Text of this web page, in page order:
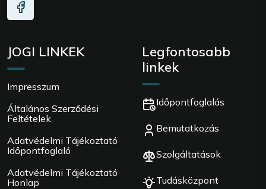
JOGI LINKEK
Impresszum
Általános Szerződési
Feltételek
Adatvédelmi Tájékoztató
Időpontfoglaló
Adatvédelmi Tájékoztató
Honlap
Legfontosabb
linkek
Időpontfoglalás
Bemutatkozás
Szolgáltatások
Tudásközpont